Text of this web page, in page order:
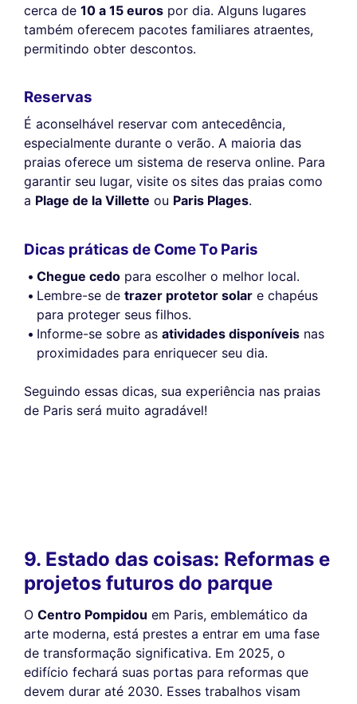
cerca de 10 a 15 euros por dia. Alguns lugares
também oferecem pacotes familiares atraentes,
permitindo obter descontos.
Reservas
É aconselhável reservar com antecedência,
especialmente durante o verão. A maioria das
praias oferece um sistema de reserva online. Para
garantir seu lugar, visite os sites das praias como
a Plage de la Villette ou Paris Plages.
Dicas práticas de Come To Paris
Chegue cedo para escolher o melhor local.
Lembre-se de trazer protetor solar e chapéus
para proteger seus filhos.
Informe-se sobre as atividades disponíveis nas
proximidades para enriquecer seu dia.
Seguindo essas dicas, sua experiência nas praias
de Paris será muito agradável!
9. Estado das coisas: Reformas e
projetos futuros do parque
O Centro Pompidou em Paris, emblemático da
arte moderna, está prestes a entrar em uma fase
de transformação significativa. Em 2025, o
edifício fechará suas portas para reformas que
devem durar até 2030. Esses trabalhos visam